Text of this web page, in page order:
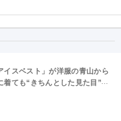
イスベスト」が洋服の青山から
ても“きちんとした見た目”を
けスマート設計